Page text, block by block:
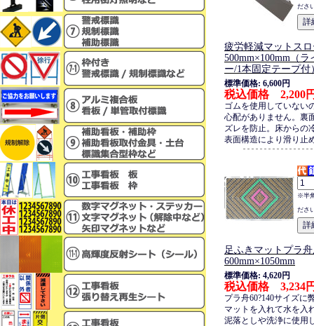
ださ
疲労軽減マットス
500mm×100mm（ラ
ー/1本固定テープ付
標準価格: 6,600円
税込価格 2,200
ゴムを使用していない
心配がありません。裏
ズレを防止。床からの
表面構造により滑り止
※半
ださ
足ふきマットプラ
600mm×1050mm
標準価格: 4,620円
税込価格 3,234
プラ舟60?140サイズに
マットを入れて水を入
泥落としや洗浄に使用